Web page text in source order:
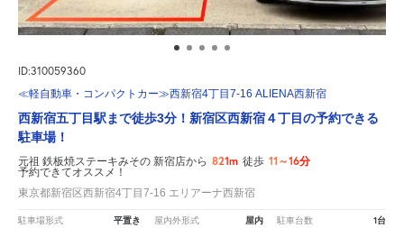
ID:310059360
≪軽自動車・コンパクトカー≫西新宿4丁目7-16 ALIENA西新宿
西新宿五丁目駅まで徒歩3分！新宿区西新宿４丁目の予約できる
駐車場！
元祖 鉄板焼ステーキみその 新宿店から 821m 徒歩 11～16分
予約できてオススメ！
東京都新宿区西新宿4丁目7-16 エリアーナ西新宿
駐車場形式 平置き 屋内外形式 屋内 駐車台数 1台